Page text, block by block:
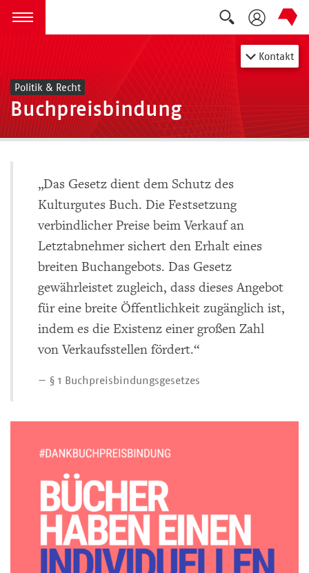
zum Inhalt springen
Menü öffnen
Suche
Kontakt
Politik & Recht
Buchpreisbindung
„Das Gesetz dient dem Schutz des
Kulturgutes Buch. Die Festsetzung
verbindlicher Preise beim Verkauf an
Letztabnehmer sichert den Erhalt eines
breiten Buchangebots. Das Gesetz
gewährleistet zugleich, dass dieses Angebot
für eine breite Öffentlichkeit zugänglich ist,
indem es die Existenz einer großen Zahl
von Verkaufsstellen fördert.“
— § 1 Buchpreisbindungsgesetzes